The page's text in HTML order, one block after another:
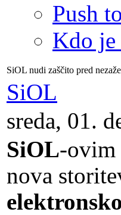
Push
Kdo je
SiOL nudi zaščito pred
SiOL
sreda, 01.
SiOL-ovim
nova